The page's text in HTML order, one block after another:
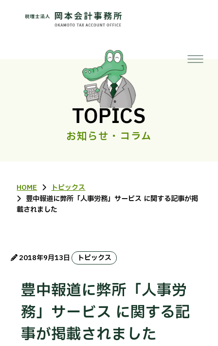
TOPICS
お知らせ・コラム
HOME
トピックス
豊中報道に弊所「人事労務」サービス に関する記事が掲
載されました
2018年9月13日 トピックス
豊中報道に弊所「人事労
務」サービス に関する記
事が掲載されました